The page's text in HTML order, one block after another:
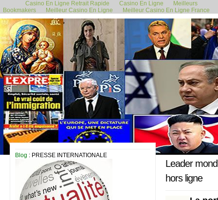
Casino En Ligne Retrait Rapide Casino En Ligne
Meilleurs
Bookmakers
Meilleur Casino En Ligne Meilleur Casino En Ligne France
Blog : PRESSE INTERNATIONALE 7 août 2023
Leader
hors ligne